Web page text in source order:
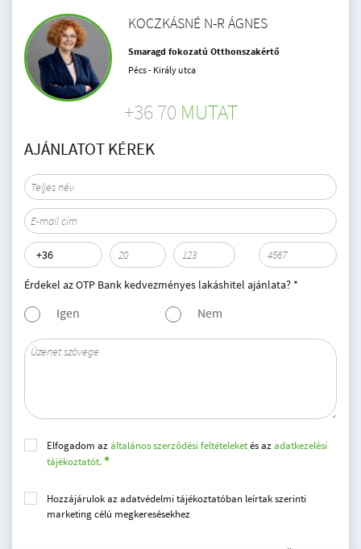
KOCZKÁSNÉ N-R ÁGNES
Smaragd fokozatú Otthonszakértő
Pécs - Király utca
+36 70 MUTAT
AJÁNLATOT KÉREK
Érdekel az OTP Bank kedvezményes lakáshitel ajánlata? *
Igen Nem
Elfogadom azáltalános szerződési feltételeketés azadatkezelési
tájékoztatót.
Hozzájárulok az adatvédelmi tájékoztatóban leírtak szerinti
marketing célú megkeresésekhez